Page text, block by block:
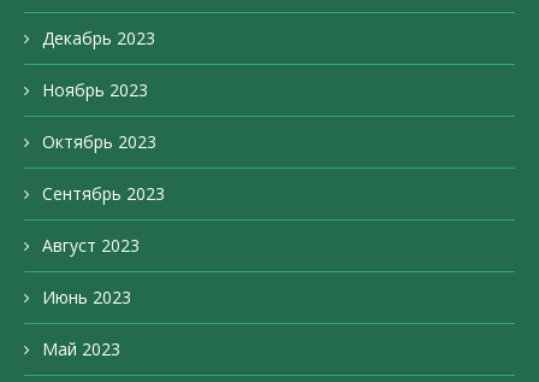
Декабрь 2023
Ноябрь 2023
Октябрь 2023
Сентябрь 2023
Август 2023
Июнь 2023
Май 2023